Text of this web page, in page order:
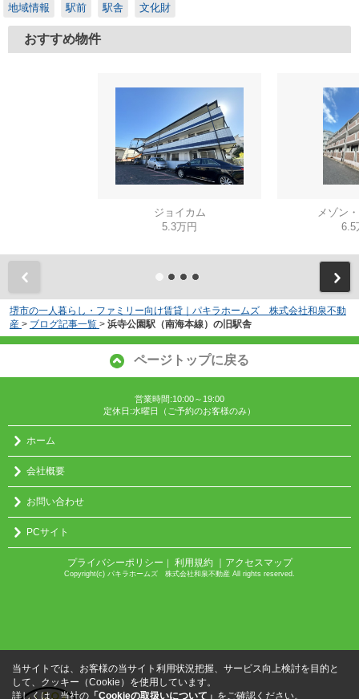
地域情報
駅前 駅舎 文化財
おすすめ物件
ジョイカム
5.3万円
メゾン
6.5
堺市の一人暮らし・ファミリー向け賃貸｜パキラホームズ 株式会社和泉不動
産 > ブログ記事一覧 > 浜寺公園駅（南海本線）の旧駅舎
ページトップに戻る
営業時間:10:00～19:00
定休日:水曜日（ご予約のお客様のみ）
ホーム
会社概要
お問い合わせ
PCサイト
プライバシーポリシー ｜ 利用規約 ｜アクセスマップ
Copyright(c) パキラホームズ 株式会社和泉不動産 All rights reserved.
当サイトでは、お客様の当サイト利用状況把握、サービス向上検討を目的と
して、クッキー（Cookie）を使用しています。
詳しくは、当社の 「Cookieの取扱いについて」 をご確認ください。